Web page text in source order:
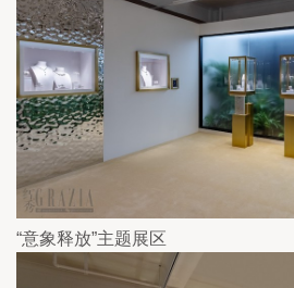
“意象释放”主题展区